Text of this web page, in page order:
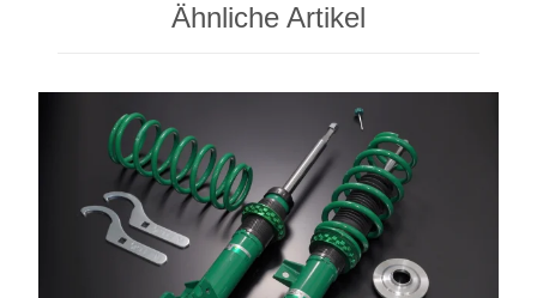
Ähnliche Artikel